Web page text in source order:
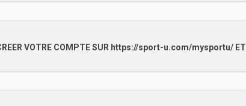
VOTRE COMPTE SUR https://sport-u.com/mysportu/ ET